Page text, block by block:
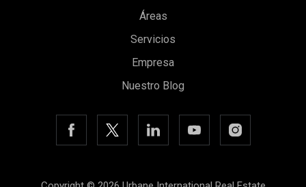
Áreas
Servicios
Empresa
Nuestro Blog
Guardar configuración